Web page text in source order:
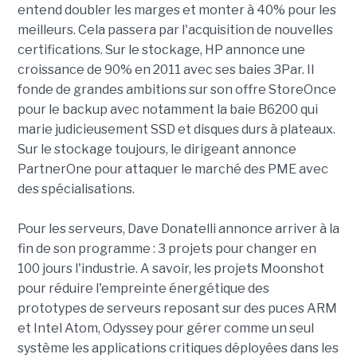
entend doubler les marges et monter à 40% pour les
meilleurs. Cela passera par l'acquisition de nouvelles
certifications. Sur le stockage, HP annonce une
croissance de 90% en 2011 avec ses baies 3Par. Il
fonde de grandes ambitions sur son offre StoreOnce
pour le backup avec notamment la baie B6200 qui
marie judicieusement SSD et disques durs à plateaux.
Sur le stockage toujours, le dirigeant annonce
PartnerOne pour attaquer le marché des PME avec
des spécialisations.
Pour les serveurs, Dave Donatelli annonce arriver à la
fin de son programme : 3 projets pour changer en
100 jours l'industrie. A savoir, les projets Moonshot
pour réduire l'empreinte énergétique des
prototypes de serveurs reposant sur des puces ARM
et Intel Atom, Odyssey pour gérer comme un seul
système les applications critiques déployées dans les